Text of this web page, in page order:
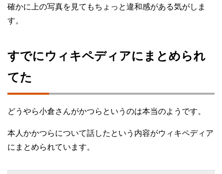
確かに上の写真を見てもちょっと違和感がある気がしま
す。
すでにウィキペディアにまとめられ
てた
どうやら小倉さんがかつらというのは本当のようです。
本人かかつらについて話したという内容がウィキペディア
にまとめられています。